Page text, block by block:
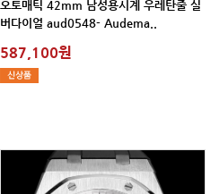
버다이얼 aud0548- Audema..
587,100원